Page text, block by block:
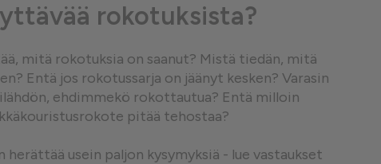
rokotuksista?
mitä rokotuksia on saanut? Mistä tiedän, mitä
Entä jos rokotussarja on jäänyt kesken? Varasin
ehdimmekö rokottautua? Entä milloin
pitää tehostaa?
usein paljon kysymyksiä - lue vastaukset